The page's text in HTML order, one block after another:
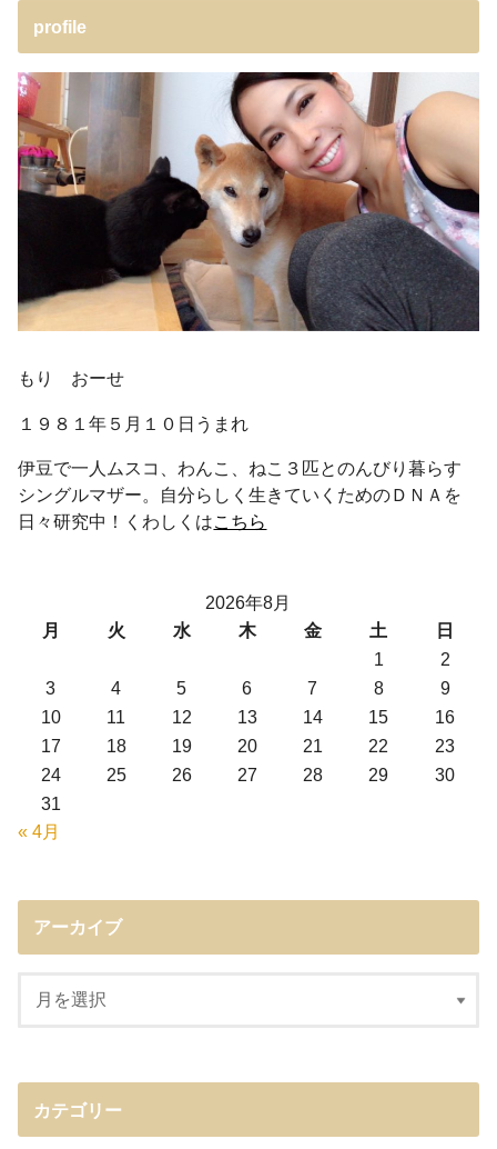
profile
もり おーせ
１９８１年５月１０日うまれ
伊豆で一人ムスコ、わんこ、ねこ３匹とのんびり暮らす
シングルマザー。自分らしく生きていくためのＤＮＡを
日々研究中！くわしくはこちら
2026年8月
月
火 水 木 金 土
日
1
2
3
4 5 6 7 8
9
10
11 12 13 14 15
16
17
18 19 20 21 22
23
24
25 26 27 28 29
30
31
« 4月
アーカイブ
カテゴリー